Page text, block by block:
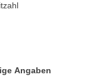
Angaben